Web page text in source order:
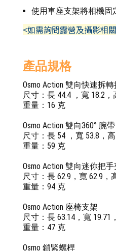
使用車座支架將相機固
<如需詢問露營及攝影相
產品規格
Osmo Action 雙向快速拆
尺寸：長 44.4 ，寬 18.2，
重量：16 克
Osmo Action 雙向360° 腕帶
尺寸：長 54 ，寬 53.8，
重量：59 克
Osmo Action 雙向迷你把
尺寸：長 62.9，寬 62.9，
重量：94 克
Osmo Action 座椅支架
尺寸：長 63.14，寬 19.71
重量：47 克
Osmo 鎖緊螺桿